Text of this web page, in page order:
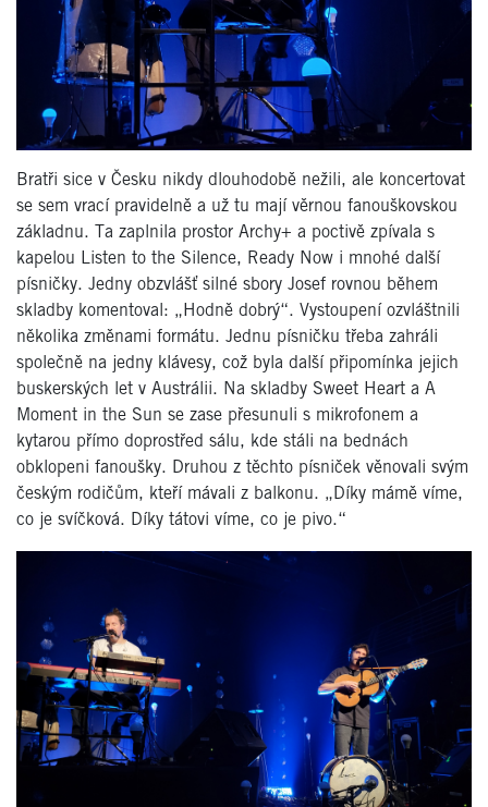
Bratři sice v Česku nikdy dlouhodobě nežili, ale koncertovat
se sem vrací pravidelně a už tu mají věrnou fanouškovskou
základnu. Ta zaplnila prostor Archy+ a poctivě zpívala s
kapelou Listen to the Silence, Ready Now i mnohé další
písničky. Jedny obzvlášť silné sbory Josef rovnou během
skladby komentoval: „Hodně dobrý“. Vystoupení ozvláštnili
několika změnami formátu. Jednu písničku třeba zahráli
společně na jedny klávesy, což byla další připomínka jejich
buskerských let v Austrálii. Na skladby Sweet Heart a A
Moment in the Sun se zase přesunuli s mikrofonem a
kytarou přímo doprostřed sálu, kde stáli na bednách
obklopeni fanoušky. Druhou z těchto písniček věnovali svým
českým rodičům, kteří mávali z balkonu. „Díky mámě víme,
co je svíčková. Díky tátovi víme, co je pivo.“